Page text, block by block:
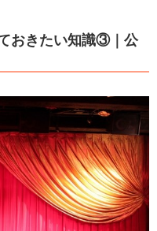
おきたい知識③｜公